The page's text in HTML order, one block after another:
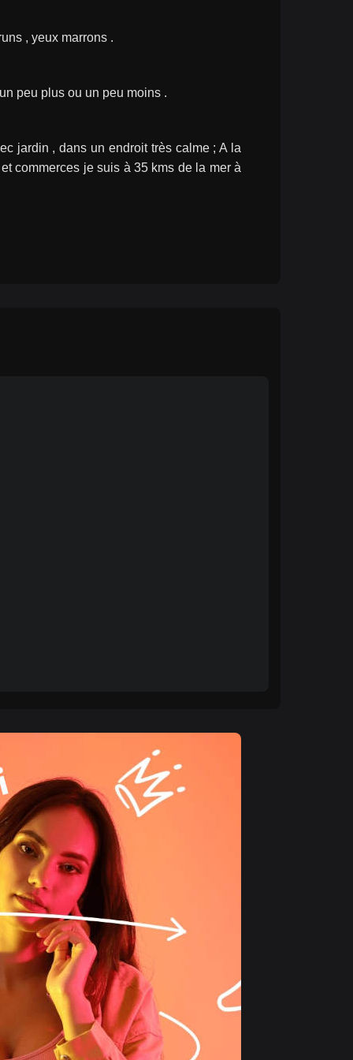
, yeux marrons .
peu plus ou un peu moins .
jardin , dans un endroit très calme ; A la
commerces je suis à 35 kms de la mer à